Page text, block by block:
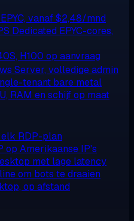
vanaf $2,48/mnd
Dedicated EPYC-cores,
H100 op aanvraag
Server, volledige admin
tenant bare metal
RAM en schijf op maat
RDP-plan
op Amerikaanse IP's
met lage latency
om bots te draaien
op afstand